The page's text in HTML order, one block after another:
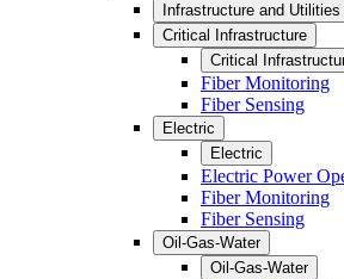
Infrastructure and Utilities
Critical Infrastructure
Critical
Fiber Monitoring
Fiber Sensing
Electric
Electric
Electric Power
Fiber Monitoring
Fiber Sensing
Oil-Gas-Water
Oil-Gas-Water